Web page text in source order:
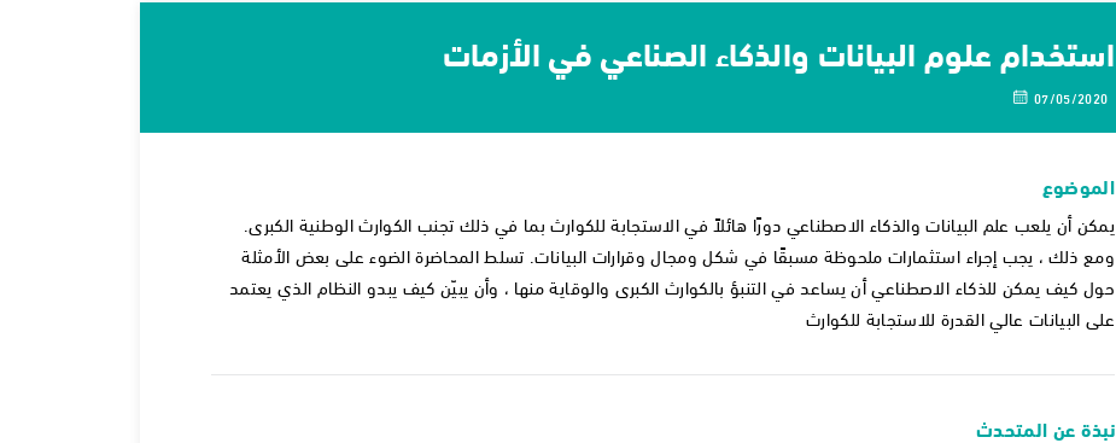
استخدام علوم البيانات والذكاء الصناعي في الأزمات
07/05/2020
الموضوع
يمكن أن يلعب علم البيانات والذكاء الاصطناعي دورًا هائلاً في الاستجابة للكوارث بما في ذلك تجنب الكوارث الوطنية الكبرى.
ومع ذلك ، يجب إجراء استثمارات ملحوظة مسبقًا في شكل ومجال وقرارات البيانات. تسلط المحاضرة الضوء على بعض الأمثلة
حول كيف يمكن للذكاء الاصطناعي أن يساعد في التنبؤ بالكوارث الكبرى والوقاية منها ، وأن يبيّن كيف يبدو النظام الذي يعتمد
على البيانات عالي القدرة للاستجابة للكوارث
نبذة عن المتحدث